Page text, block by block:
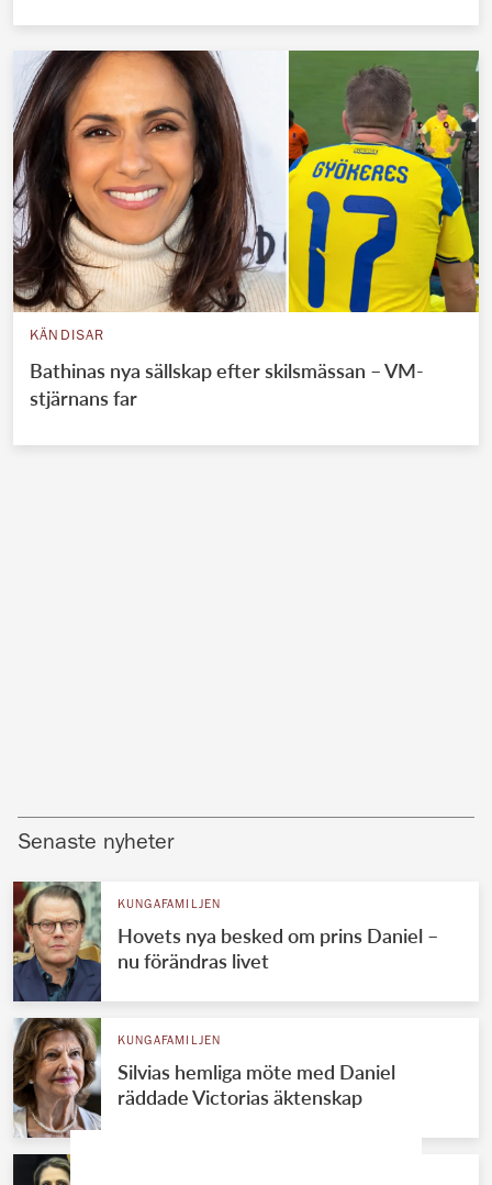
KÄNDISAR
Bathinas nya sällskap efter skilsmässan – VM-
stjärnans far
Senaste nyheter
KUNGAFAMILJEN
Hovets nya besked om prins Daniel –
nu förändras livet
KUNGAFAMILJEN
Silvias hemliga möte med Daniel
räddade Victorias äktenskap